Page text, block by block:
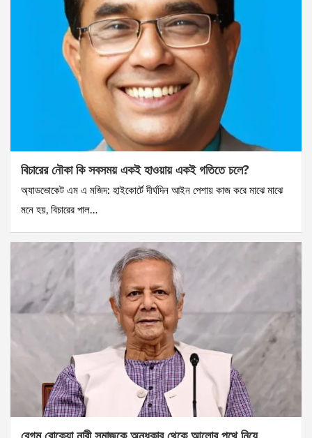
বিচারের নৌকা কি সবসময় একই হাওয়ায় একই গতিতে চলে?
অ্যাডভোকেট এম এ মজিদ: হাইকোর্টে দীর্ঘদিন আইন পেশায় কাজ করে মাঝে মাঝে
মনে হয়, বিচারের পাল…